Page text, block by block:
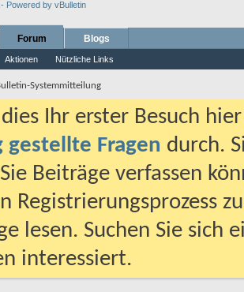
Forum
Aktionen Nützliche Links
Blogs
Systemmitteilung
Ihr erster Besuch
gestellte Fragen durch.
Beiträge verfassen
Registrierungsprozess
lesen. Suchen Sie sich
interessiert.